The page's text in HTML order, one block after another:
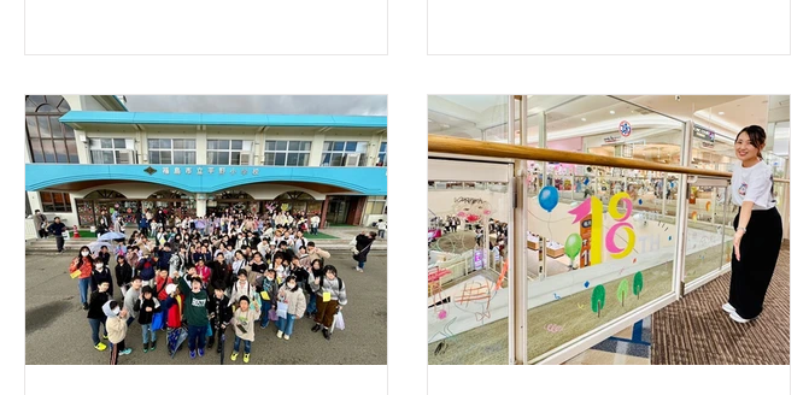
お客様に自由にお絵かきをお楽しみいた
だきました。当日は、予定を上回る約70
組・計285名の方々にご参加いただきまし
た。 今回のテーマは「ハロウィン × 秋の
収穫祭」。 アーティスト・つるりさんの
ワークショップが始まると、直前までに
ぎやかだったお子さまたちも一転して真
剣な表情になり、熱心に説明を聞く姿が
印象的でした。「では実際にガラスに描
いてみましょう」と呼びかけると、待ち
きれない様子でお絵かきエリアへ駆けて
ベントとして、多くの方にご参加いただ
きました。 会場となったのは、2階の吹
き抜けに面した100枚の大きなガラス面。
そこに、たくさんのお子さまたちがカラ
フルなチョークを手に、自由な発想での
びのびと絵を描いてくれました。 今回の
テーマは、施設のキャラクター「葉っち
ゃん」や春のお花をモチーフにした、季
節感あふれるデザイン。ガラス一面がパ
ステルカラーで彩られ、春らしい優しい
景色が広がりました。 子どもたちが真剣